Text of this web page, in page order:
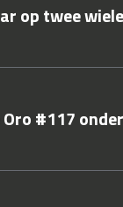
op twee
#117